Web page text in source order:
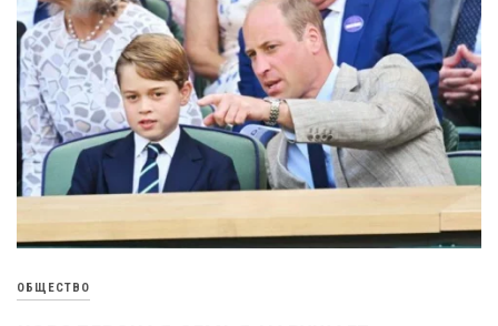
ОБЩЕСТВО